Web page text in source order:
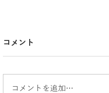
コメント
コメントを追加…